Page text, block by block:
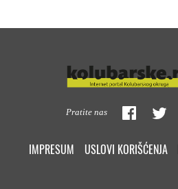
Pratite nas
IMPRESUM USLOVI KORIŠĆENJA